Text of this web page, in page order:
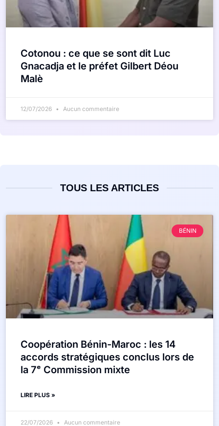
Cotonou : ce que se sont dit Luc
Gnacadja et le préfet Gilbert Déou
Malè
12/07/2026 Aucun commentaire
TOUS LES ARTICLES
BÉNIN
Coopération Bénin-Maroc : les 14
accords stratégiques conclus lors de
la 7ᵉ Commission mixte
LIRE PLUS »
22/07/2026 Aucun commentaire